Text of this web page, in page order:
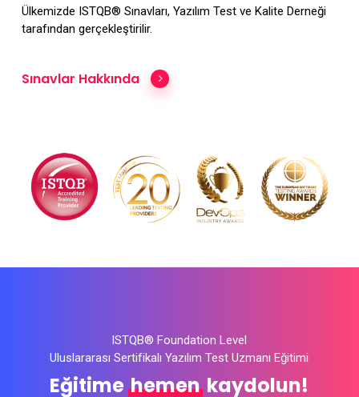
Ülkemizde ISTQB® Sınavları, Yazılım Test ve Kalite Derneği
tarafından gerçekleştirilir.
Sınavlar Hakkında
ISTQB® Foundation Level
Uluslararası Sertifikalı Yazılım Test Uzmanı Eğitimi
Eğitimehemen kaydolun!